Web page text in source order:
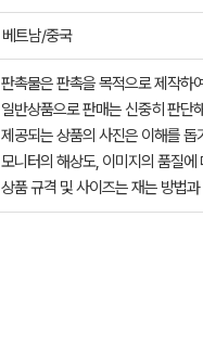
베트남/중국
판촉물은 판촉을 목적으로 제작하
일반상품으로 판매는 신중히 판단
제공되는 상품의 사진은 이해를
모니터의 해상도, 이미지의 품질
상품 규격 및 사이즈는 재는 방법